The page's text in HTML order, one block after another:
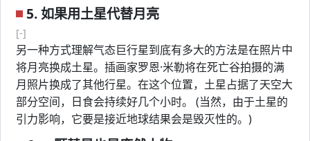
5. 如果用土星代替月亮
[-]
另一种方式理解气态巨行星到底有多大的方法是在照片中
将月亮换成土星。插画家罗恩·米勒将在死亡谷拍摄的满
月照片换成了其他行星。在这个位置，土星占据了天空大
部分空间，日食会持续好几个小时。 (当然，由于土星的
引力影响，它要是接近地球结果会是毁灭性的。)